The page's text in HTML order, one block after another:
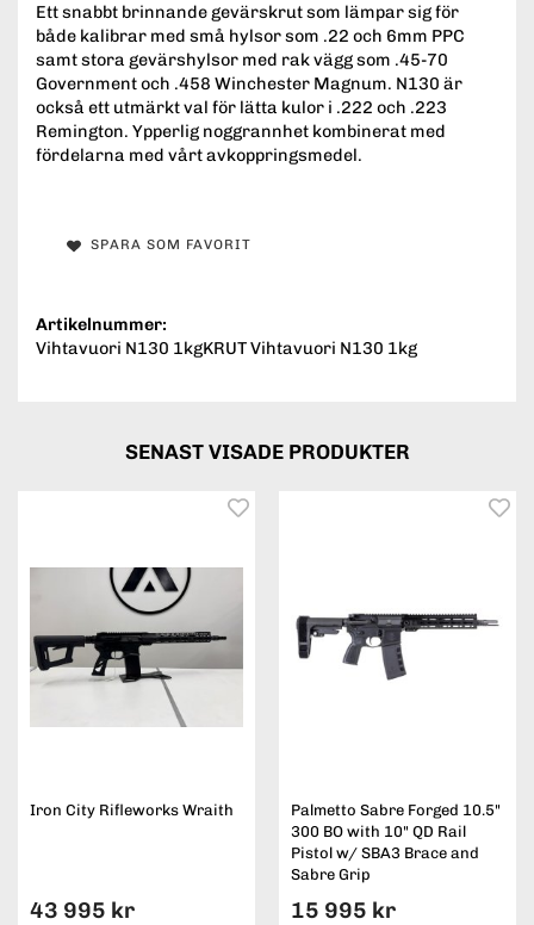
Ett snabbt brinnande gevärskrut som lämpar sig för
både kalibrar med små hylsor som .22 och 6mm PPC
samt stora gevärshylsor med rak vägg som .45-70
Government och .458 Winchester Magnum. N130 är
också ett utmärkt val för lätta kulor i .222 och .223
Remington. Ypperlig noggrannhet kombinerat med
fördelarna med vårt avkoppringsmedel.
SPARA SOM FAVORIT
Artikelnummer:
Vihtavuori N130 1kgKRUT Vihtavuori N130 1kg
SENAST VISADE PRODUKTER
Iron City Rifleworks Wraith
43 995 kr
Palmetto Sabre Forged 10.5"
300 BO with 10" QD Rail
Pistol w/ SBA3 Brace and
Sabre Grip
15 995 kr